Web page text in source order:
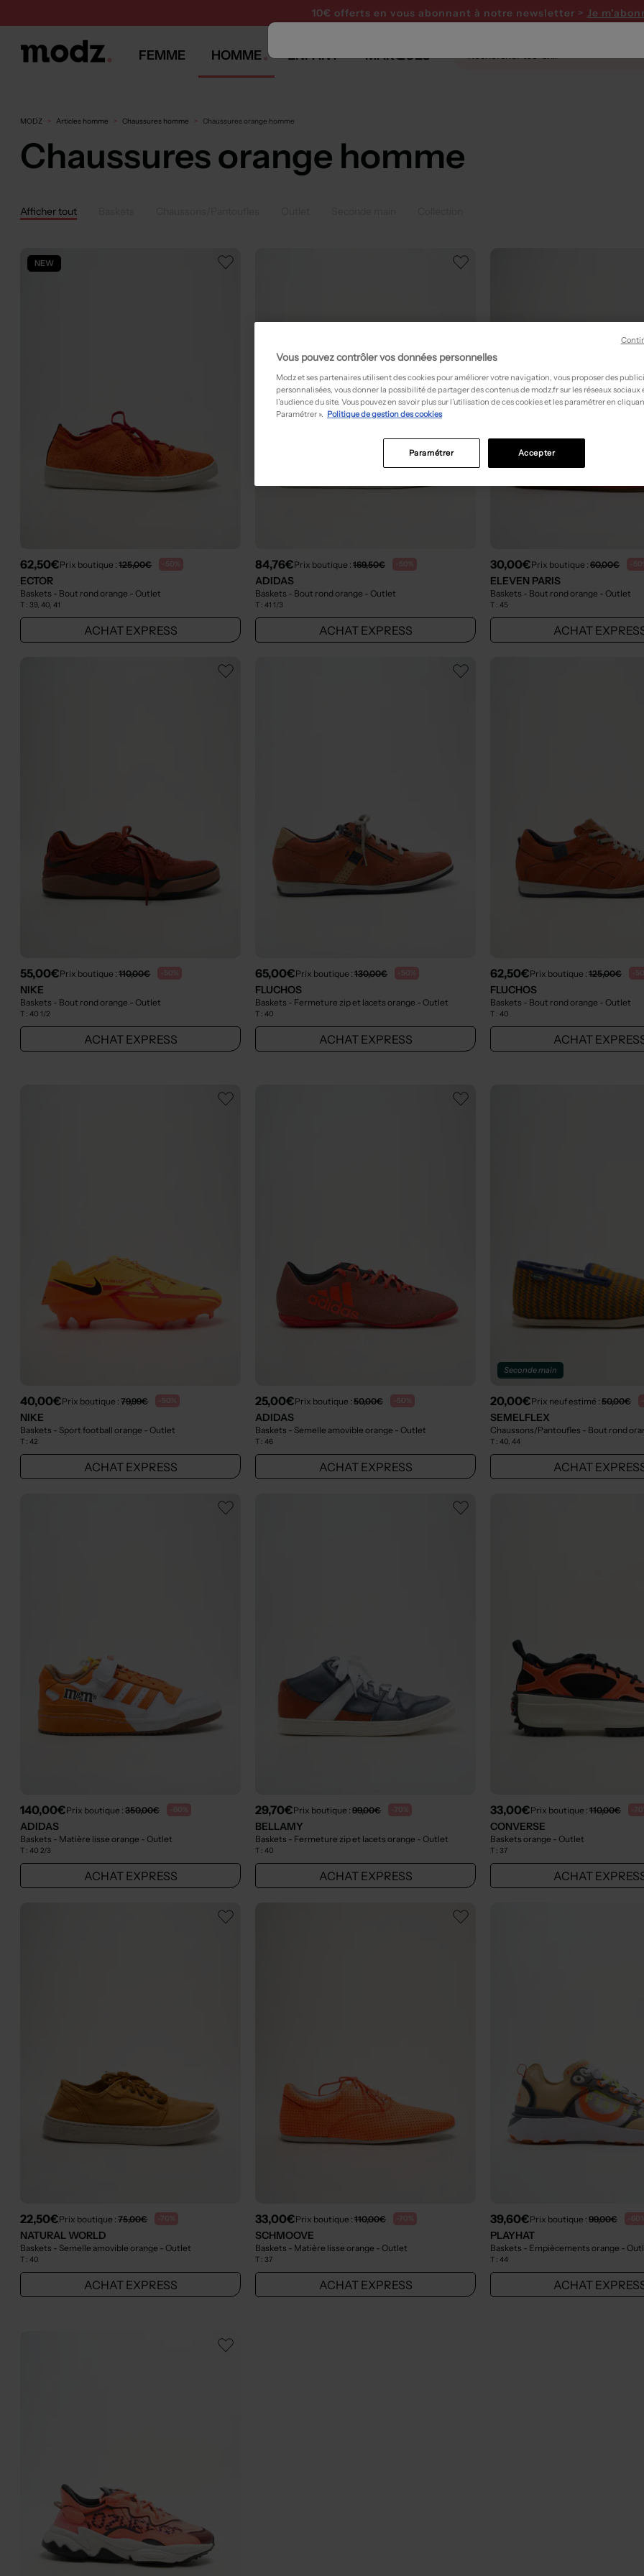
10€ offerts en vous abonnant à notre newsletter > Je
FEMME HOMME ENFANT MARQUES
MODZ Articles homme Chaussures homme Chaussures orange homme
Chaussures orange homme
Afficher tout
NEW
62,50€Prix boutique :125,00€ -50%
ECTOR
Baskets - Bout rond orange - Outlet
T :39, 40, 41
ACHAT EXPRESS
84,76€Prix boutique :169,50€ -50%
ADIDAS
Baskets - Bout rond orange - Outlet
T :41 1/3
ACHAT EXPRESS
30,00€Prix boutique : 60,00€ -
ELEVEN PARIS
Baskets - Bout rond orange - Outlet
T : 45
ACHAT
55,00€Prix boutique :110,00€ -50%
NIKE
Baskets - Bout rond orange - Outlet
T :40 1/2
ACHAT EXPRESS
65,00€Prix boutique :130,00€ -50%
FLUCHOS
Baskets - Fermeture zip et lacets orange - Outlet
T :40
ACHAT EXPRESS
62,50€Prix boutique : 125,00€ -
FLUCHOS
Baskets - Bout rond orange - Outlet
T : 40
ACHAT
40,00€Prix boutique :79,99€ -50%
NIKE
Baskets - Sport football orange - Outlet
T :42
ACHAT EXPRESS
25,00€Prix boutique :50,00€ -50%
ADIDAS
Baskets - Semelle amovible orange - Outlet
T :46
ACHAT EXPRESS
Seconde main
20,00€Prix neuf estimé : 50,00€
SEMELFLEX
Chaussons/Pantoufles - Bout rond
T : 40, 44
ACHAT
140,00€Prix boutique :350,00€ -60%
ADIDAS
Baskets - Matière lisse orange - Outlet
T :40 2/3
ACHAT EXPRESS
29,70€Prix boutique :99,00€ -70%
BELLAMY
Baskets - Fermeture zip et lacets orange - Outlet
T :40
ACHAT EXPRESS
33,00€Prix boutique : 110,00€ -
CONVERSE
Baskets orange - Outlet
T : 37
ACHAT
22,50€Prix boutique :75,00€ -70%
NATURAL WORLD
Baskets - Semelle amovible orange - Outlet
T :40
ACHAT EXPRESS
33,00€Prix boutique :110,00€ -70%
SCHMOOVE
Baskets - Matière lisse orange - Outlet
T :37
ACHAT EXPRESS
39,60€Prix boutique : 99,00€ -
PLAYHAT
Baskets - Empiècements orange -
T : 44
ACHAT
Vous pouvez contrôler vos données personnelles
Modz et ses partenaires utilisent des cookies pour améliorer votre navigation, vous proposer des
personnalisées, vous donner la possibilité de partager des contenus de modz.fr sur les réseaux sociaux
l’audience du site. Vous pouvez en savoir plus sur l’utilisation de ces cookies et les paramétrer en
Paramétrer ». Politique de gestion des cookies
Accepter
Paramétrer